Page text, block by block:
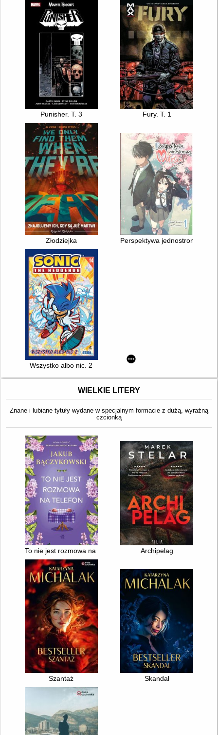
Punisher. T. 3 Fury. T. 1
Złodziejka Perspektywa jednostronnej
Wszystko albo nic. 2
WIELKIE LITERY
Znane i lubiane tytuły wydane w specjalnym formacie z dużą, wyraźną
czcionką
To nie jest rozmowa na telefon Archipelag
Szantaż Skandal